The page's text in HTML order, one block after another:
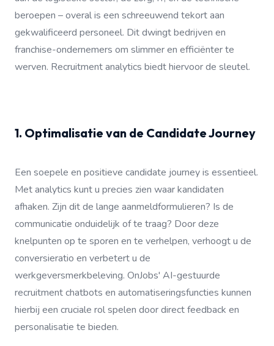
beroepen – overal is een schreeuwend tekort aan
gekwalificeerd personeel. Dit dwingt bedrijven en
franchise-ondernemers om slimmer en efficiënter te
werven. Recruitment analytics biedt hiervoor de sleutel.
1. Optimalisatie van de Candidate Journey
Een soepele en positieve candidate journey is essentieel.
Met analytics kunt u precies zien waar kandidaten
afhaken. Zijn dit de lange aanmeldformulieren? Is de
communicatie onduidelijk of te traag? Door deze
knelpunten op te sporen en te verhelpen, verhoogt u de
conversieratio en verbetert u de
werkgeversmerkbeleving. OnJobs' AI-gestuurde
recruitment chatbots en automatiseringsfuncties kunnen
hierbij een cruciale rol spelen door direct feedback en
personalisatie te bieden.